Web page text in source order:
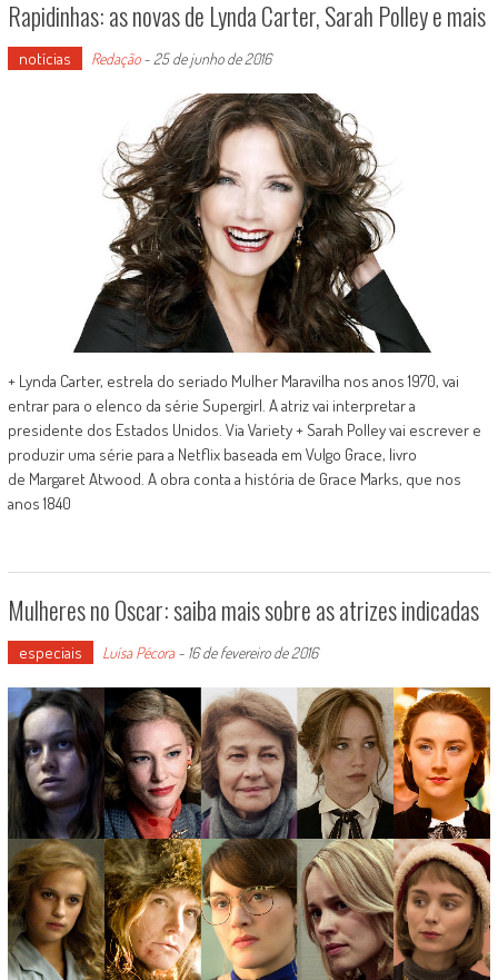
Rapidinhas: as novas de Lynda Carter, Sarah Polley e mais
notícias Redação- 25 de junho de 2016
+ Lynda Carter, estrela do seriado Mulher Maravilha nos anos 1970, vai
entrar para o elenco da série Supergirl. A atriz vai interpretar a
presidente dos Estados Unidos. Via Variety + Sarah Polley vai escrever e
produzir uma série para a Netflix baseada em Vulgo Grace, livro
de Margaret Atwood. A obra conta a história de Grace Marks, que nos
anos 1840
Mulheres no Oscar: saiba mais sobre as atrizes indicadas
especiais Luísa Pécora- 16 de fevereiro de 2016